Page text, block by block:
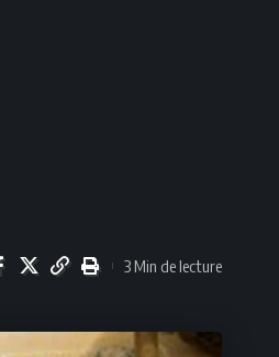
3 Min de lecture